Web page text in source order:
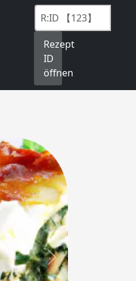
Rezept
ID
öffnen
Next